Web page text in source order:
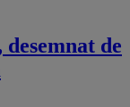
de